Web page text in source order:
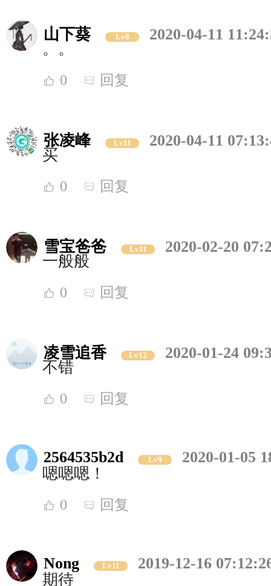
山下葵 Lv8
2020-04-11
。。
0 回复
张凌峰 Lv11
2020-04-11
买
0 回复
雪宝爸爸 Lv11
2020-02-20
一般般
0 回复
凌雪追香 Lv12
2020-01-24
不错
0 回复
2564535b2d Lv9
2020-01-05
嗯嗯嗯！
0 回复
Nong Lv11
2019-12-16
期待